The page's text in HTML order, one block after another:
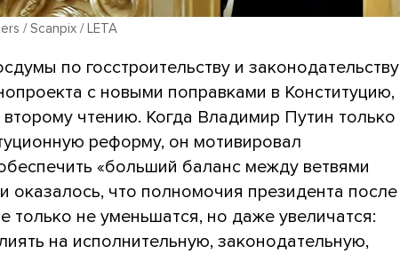
/ Scanpix / LETA
по госстроительству и законодательству
с новыми поправками в Конституцию,
чтению. Когда Владимир Путин только
реформу, он мотивировал
«больший баланс между ветвями
оказалось, что полномочия президента после
только не уменьшатся, но даже увеличатся:
на исполнительную, законодательную,